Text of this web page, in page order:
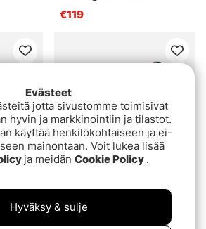
€119
Hurricane 40
högervevad
€64.90
Evästeet
jotta sivustomme toimisivat
hyvin ja markkinointiin ja tilastot.
käyttää henkilökohtaiseen ja ei-
mainontaan. Voit lukea lisää
ja meidän Cookie Policy .
Hyväksy & sulje